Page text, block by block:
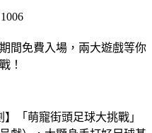
間免費入場，兩大遊戲等你
！
「萌寵街頭足球大挑戰」